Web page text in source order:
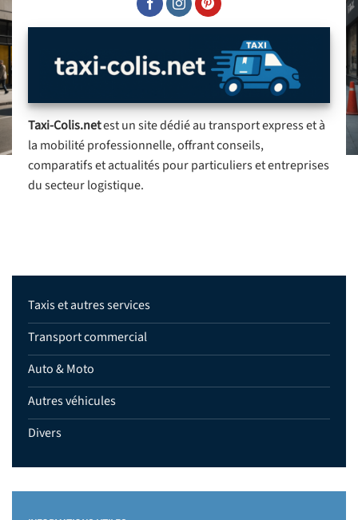
Taxi-Colis.netest un site dédié au transport express et à
la mobilité professionnelle, offrant conseils,
comparatifs et actualités pour particuliers et entreprises
du secteur logistique.
Taxis et autres services
Transport commercial
Auto & Moto
Autres véhicules
Divers